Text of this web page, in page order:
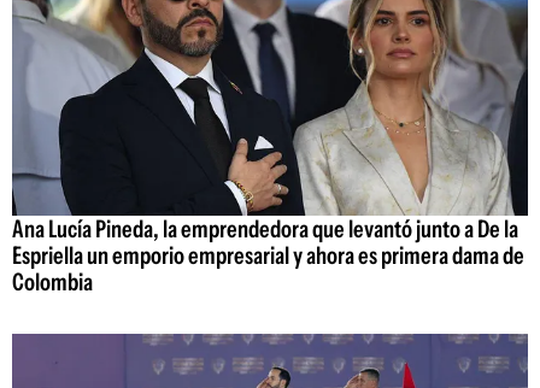
Ana Lucía Pineda, la emprendedora que levantó junto a De la
Espriella un emporio empresarial y ahora es primera dama de
Colombia